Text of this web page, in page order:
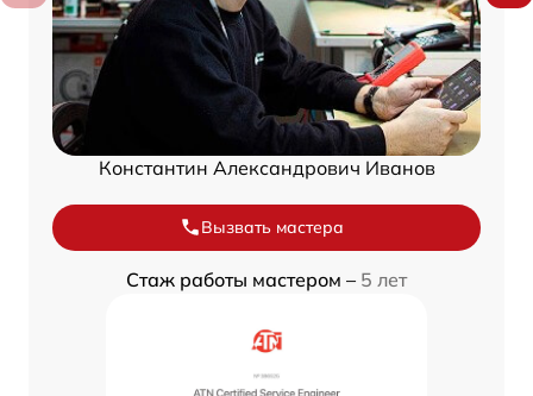
Константин Александрович Иванов
Вызвать мастера
Стаж работы мастером – 5 лет